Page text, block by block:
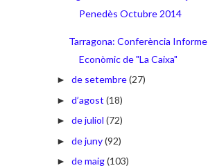
Penedès Octubre 2014
Tarragona: Conferència Informe
Econòmic de "La Caixa"
► de setembre(27)
► d’agost (18)
► de juliol (72)
► de juny(92)
► de maig(103)